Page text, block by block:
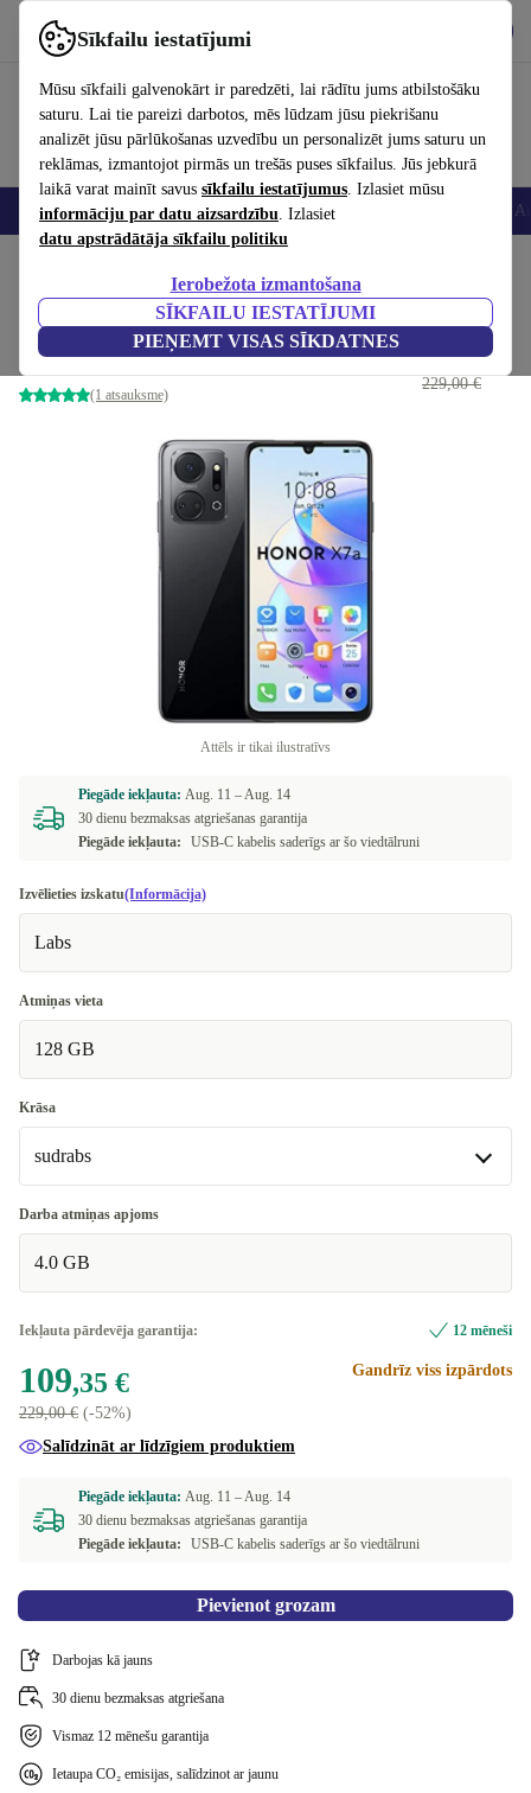
Sīkfailu iestatījumi
Mūsu sīkfaili galvenokārt ir paredzēti, lai rādītu jums atbilstošāku
saturu. Lai tie pareizi darbotos, mēs lūdzam jūsu piekrišanu
analizēt jūsu pārlūkošanas uzvedību un personalizēt jums saturu un
reklāmas, izmantojot pirmās un trešās puses sīkfailus. Jūs jebkurā
laikā varat mainīt savus sīkfailu iestatījumus. Izlasiet mūsu
informāciju par datu aizsardzību. Izlasiet
datu apstrādātāja sīkfailu politiku
Ierobežota izmantošana
SĪKFAILU IESTATĪJUMI
PIEŅEMT VISAS SĪKDATNES
Izmantojiet refurbed ātri un viegli
Viedtālruņi Portatīvie datori Planšetes Viedpulksteņi
Honor X7a
4 GB | 128 GB | Midnight Black
(1 atsauksme)
109,35 €
229,00 €
Attēls ir tikai ilustratīvs
Piegāde iekļauta: Aug. 11 –Aug. 14
30 dienu bezmaksas atgriešanas garantija
Piegāde iekļauta:
USB-C kabelis saderīgs ar šo viedtālruni
Izvēlieties izskatu(Informācija)
Labs
Atmiņas vieta
128 GB
Krāsa
sudrabs
sudrabs
Pieejams citās konfigurācijās
zils
Darba atmiņas apjoms
4.0 GB
Iekļauta pārdevēja garantija: 12 mēneši
109,35 €
229,00 € (-52%)
Gandrīz viss izpārdots
Salīdzināt ar līdzīgiem produktiem
Piegāde iekļauta: Aug. 11 –Aug. 14
30 dienu bezmaksas atgriešanas garantija
Piegāde iekļauta:
USB-C kabelis saderīgs ar šo viedtālruni
Pievienot grozam
Darbojas kā jauns
30 dienu bezmaksas atgriešana
Vismaz 12 mēnešu garantija
Ietaupa CO₂ emisijas, salīdzinot ar jaunu